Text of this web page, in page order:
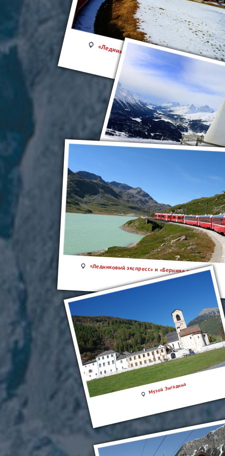
«Ледниковый экспресс» и «Бернина
«Ледниковый экспресс» и «Бернина экспресс»
Музей Энгадина